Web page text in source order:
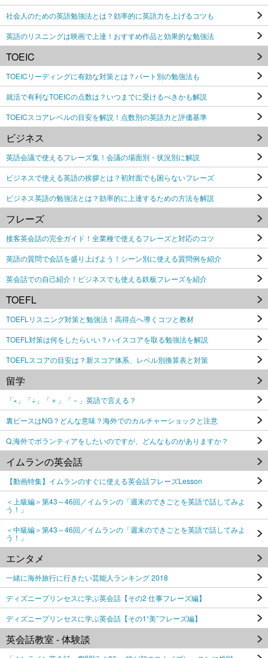
社会人のための英語勉強法とは？効率的に英語力を上げるコツも
英語のリスニングは映画で上達！おすすめ作品と効果的な勉強法
TOEIC
TOEICリーディングに有効な対策とは？パート別の勉強法も
就活で有利なTOEICの点数は？いつまでに受けるべきかも解説
TOEICスコアレベルの目安を解説！点数別の英語力と評価基準
ビジネス
英語会議で使えるフレーズ集！会議の場面別・状況別に解説
ビジネスで使える英語の挨拶とは？初対面でも困らないフレーズ
ビジネス英語の勉強法とは？効率的に上達するための方法を解説
フレーズ
接客英会話の完全ガイド！全業種で使えるフレーズと対応のコツ
英語の質問で会話を盛り上げよう！シーン別に使える質問例を紹介
英会話での自己紹介！ビジネスでも使える鉄板フレーズを紹介
TOEFL
TOEFLリスニング対策と勉強法！高得点へ導くコツと教材
TOEFL対策は何をしたらいい？ハイスコアを取る勉強法を解説
TOEFLスコアの目安は？新スコア体系、レベル別換算表と対策
留学
「×」「÷」「＋」「－」英語で言える？
裏ピースはNG？どんな意味？海外でのカルチャーショックと注意
Q.海外でボランティアをしたいのですが、どんなものがありますか？
イムランの英会話
【動画特集】イムランのすぐに使える英会話フレーズLesson
＜上級編＞第43～46回／イムランの「週末のできごとを英語で話してみよ
う！」
＜中級編＞第43～46回／イムランの「週末のできごとを英語で話してみよ
う！」
エンタメ
一緒に海外旅行に行きたい芸能人ランキング 2018
ディズニープリンセスに学ぶ英会話【その2 仕事フレーズ編】
ディズニープリンセスに学ぶ英会話【その1“美”フレーズ編】
英会話教室 - 体験談